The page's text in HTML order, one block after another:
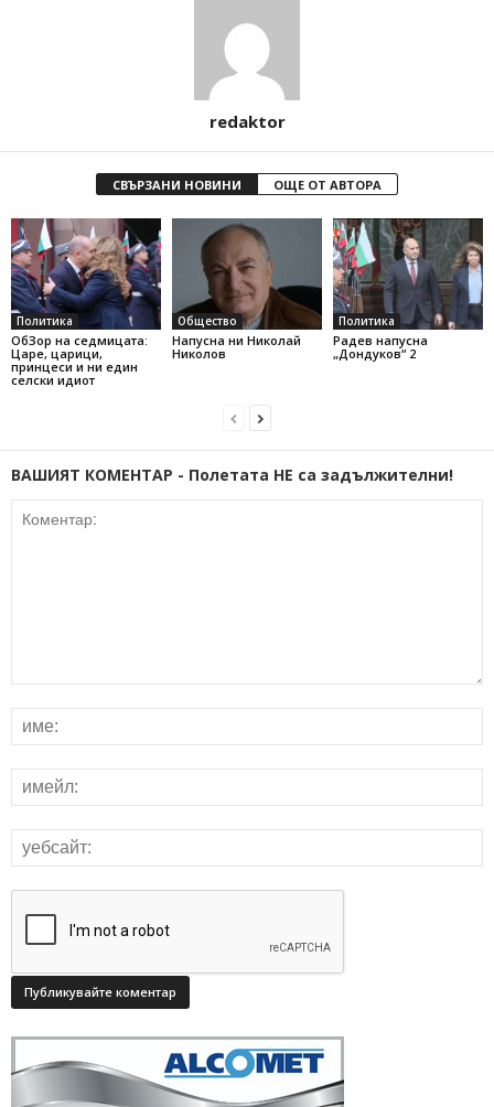
redaktor
СВЪРЗАНИ НОВИНИ ОЩЕ ОТ АВТОРА
Политика
ОбЗор на седмицата:
Царе, царици,
принцеси и ни един
селски идиот
Общество
Напусна ни Николай
Николов
Политика
Радев напусна
„Дондуков“ 2
ВАШИЯТ КОМЕНТАР - Полетата НЕ са задължителни!